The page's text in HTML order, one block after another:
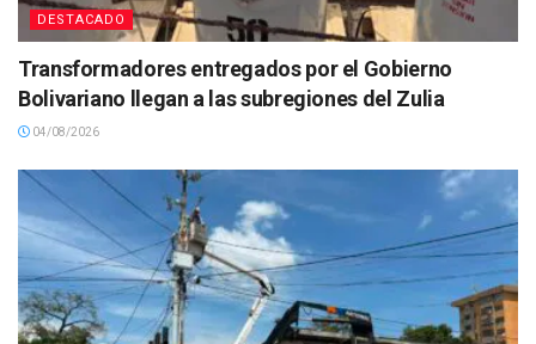
DESTACADO
Transformadores entregados por el Gobierno
Bolivariano llegan a las subregiones del Zulia
04/08/2026